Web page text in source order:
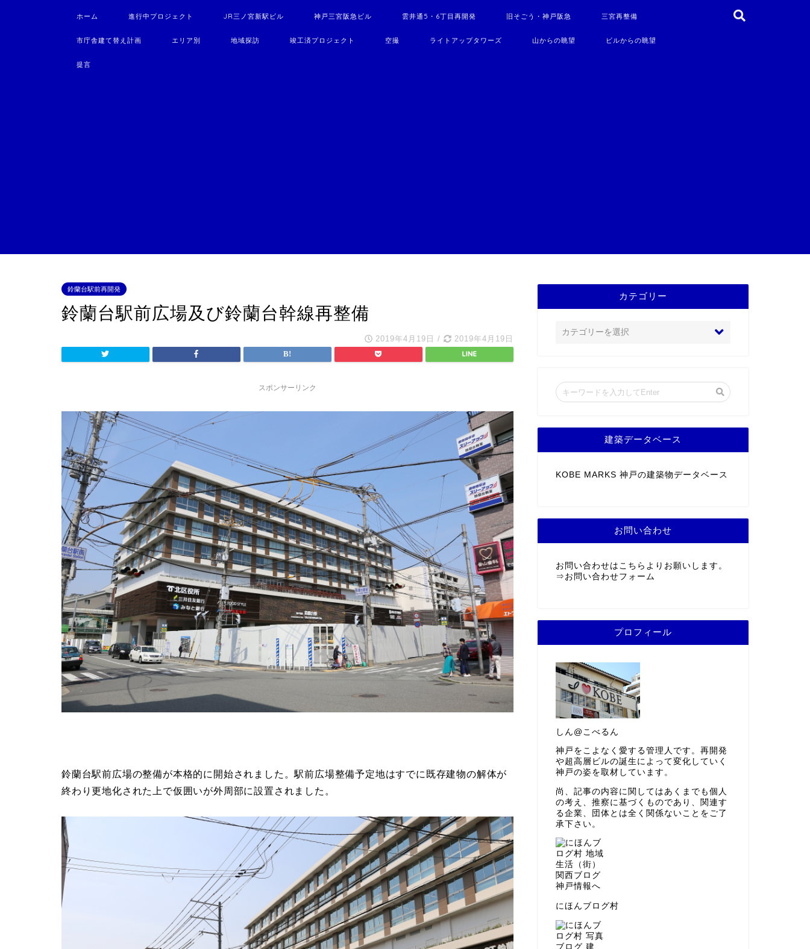
ホーム 進行中プロジェクト JR三ノ宮新駅ビル 神戸三宮阪急ビル 雲井通5・6丁目再開発 旧そごう・神戸阪急 三宮再整備
市庁舎建て替え計画 エリア別 地域探訪 竣工済プロジェクト 空撮 ライトアップタワーズ 山からの眺望 ビルからの眺望
提言
鈴蘭台駅前再開発
鈴蘭台駅前広場及び鈴蘭台幹線再整備
2019年4月19日 / 2019年4月19日
スポンサーリンク
鈴蘭台駅前広場の整備が本格的に開始されました。駅前広場整備予定地はすでに既存建物の解体が
終わり更地化された上で仮囲いが外周部に設置されました。
カテゴリー
建築データベース
KOBE MARKS 神戸の建築物データベース
お問い合わせ
お問い合わせはこちらよりお願いします。
⇒ お問い合わせフォーム
プロフィール
しん@こべるん
神戸をこよなく愛する管理人です。再開発
や超高層ビルの誕生によって変化していく
神戸の姿を取材しています。
尚、記事の内容に関してはあくまでも個人
の考え、推察に基づくものであり、関連す
る企業、団体とは全く関係ないことをご了
承下さい。
にほんブログ村